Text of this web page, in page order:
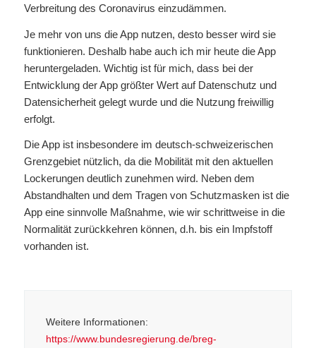
Verbreitung des Coronavirus einzudämmen.
Je mehr von uns die App nutzen, desto besser wird sie
funktionieren. Deshalb habe auch ich mir heute die App
heruntergeladen. Wichtig ist für mich, dass bei der
Entwicklung der App größter Wert auf Datenschutz und
Datensicherheit gelegt wurde und die Nutzung freiwillig
erfolgt.
Die App ist insbesondere im deutsch-schweizerischen
Grenzgebiet nützlich, da die Mobilität mit den aktuellen
Lockerungen deutlich zunehmen wird. Neben dem
Abstandhalten und dem Tragen von Schutzmasken ist die
App eine sinnvolle Maßnahme, wie wir schrittweise in die
Normalität zurückkehren können, d.h. bis ein Impfstoff
vorhanden ist.
Weitere Informationen:
https://www.bundesregierung.de/breg-